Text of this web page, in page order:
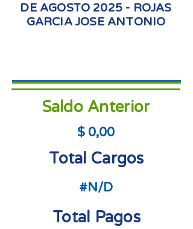
DE AGOSTO 2025 - ROJAS
GARCIA JOSE ANTONIO
Saldo Anterior
$ 0,00
Total Cargos
#N/D
Total Pagos